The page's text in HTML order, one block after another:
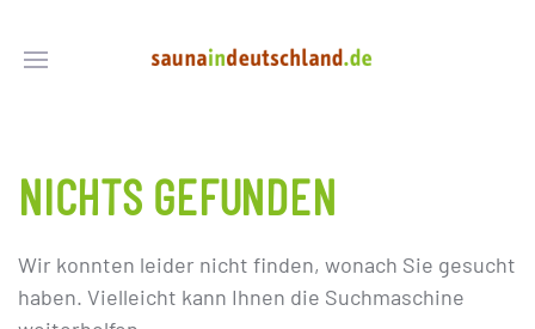
NICHTS GEFUNDEN
Wir konnten leider nicht finden, wonach Sie gesucht
haben. Vielleicht kann Ihnen die Suchmaschine